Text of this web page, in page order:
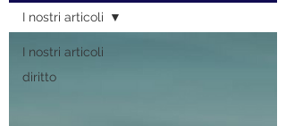
I nostri articoli
diritto
I nostri articoli